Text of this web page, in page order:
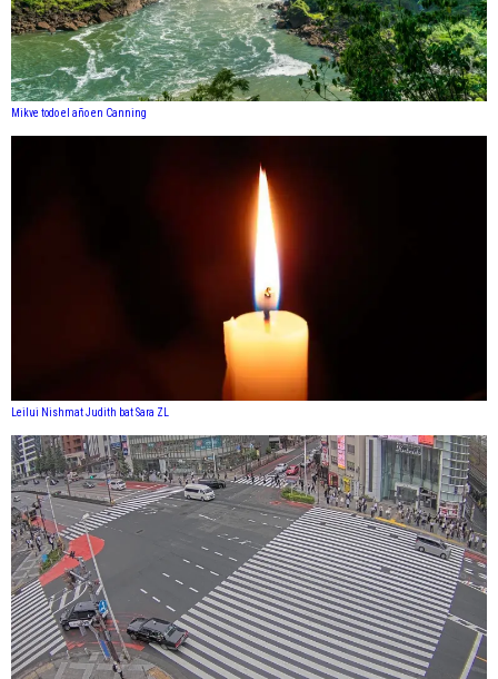
Mikve todo el año en Canning
Leilui Nishmat Judith bat Sara ZL